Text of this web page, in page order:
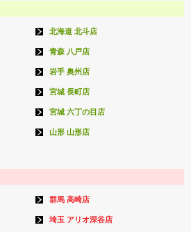
北海道 北斗店
青森 八戸店
岩手 奥州店
宮城 長町店
宮城 六丁の目店
山形 山形店
群馬 高崎店
埼玉 アリオ深谷店